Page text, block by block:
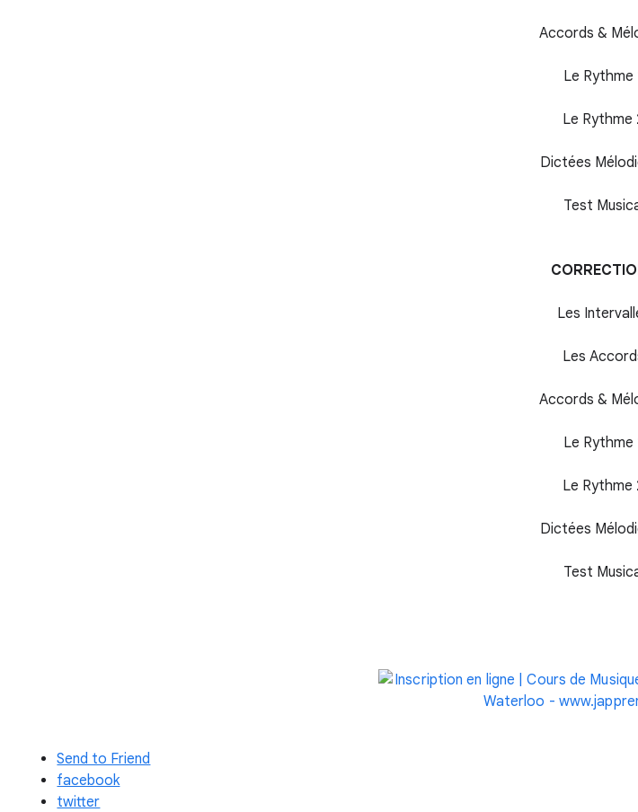
Accords &
Le Rythme
Le Rythme
Dictées
Test
Les
Les
Accords &
Le Rythme
Le Rythme
Dictées
Test
Send to Friend
facebook
twitter